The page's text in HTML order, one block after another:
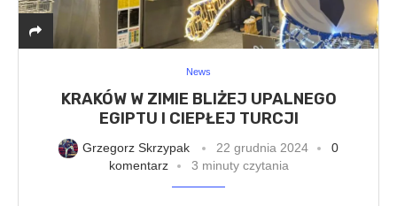
News
KRAKÓW W ZIMIE BLIŻEJ UPALNEGO
EGIPTU I CIEPŁEJ TURCJI
Grzegorz Skrzypak 22 grudnia 2024
0
komentarz
3 minuty czytania